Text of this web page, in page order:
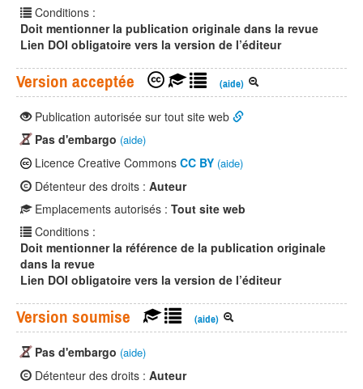
Conditions :
Doit mentionner la publication originale dans la revue
Lien DOI obligatoire vers la version de l’éditeur
Version acceptée (aide)
Publication autorisée sur tout site web
Pas d'embargo (aide)
Licence Creative Commons CC BY (aide)
Détenteur des droits : Auteur
Emplacements autorisés : Tout site web
Conditions :
Doit mentionner la référence de la publication originale
dans la revue
Lien DOI obligatoire vers la version de l’éditeur
Version soumise (aide)
Pas d'embargo (aide)
Détenteur des droits : Auteur